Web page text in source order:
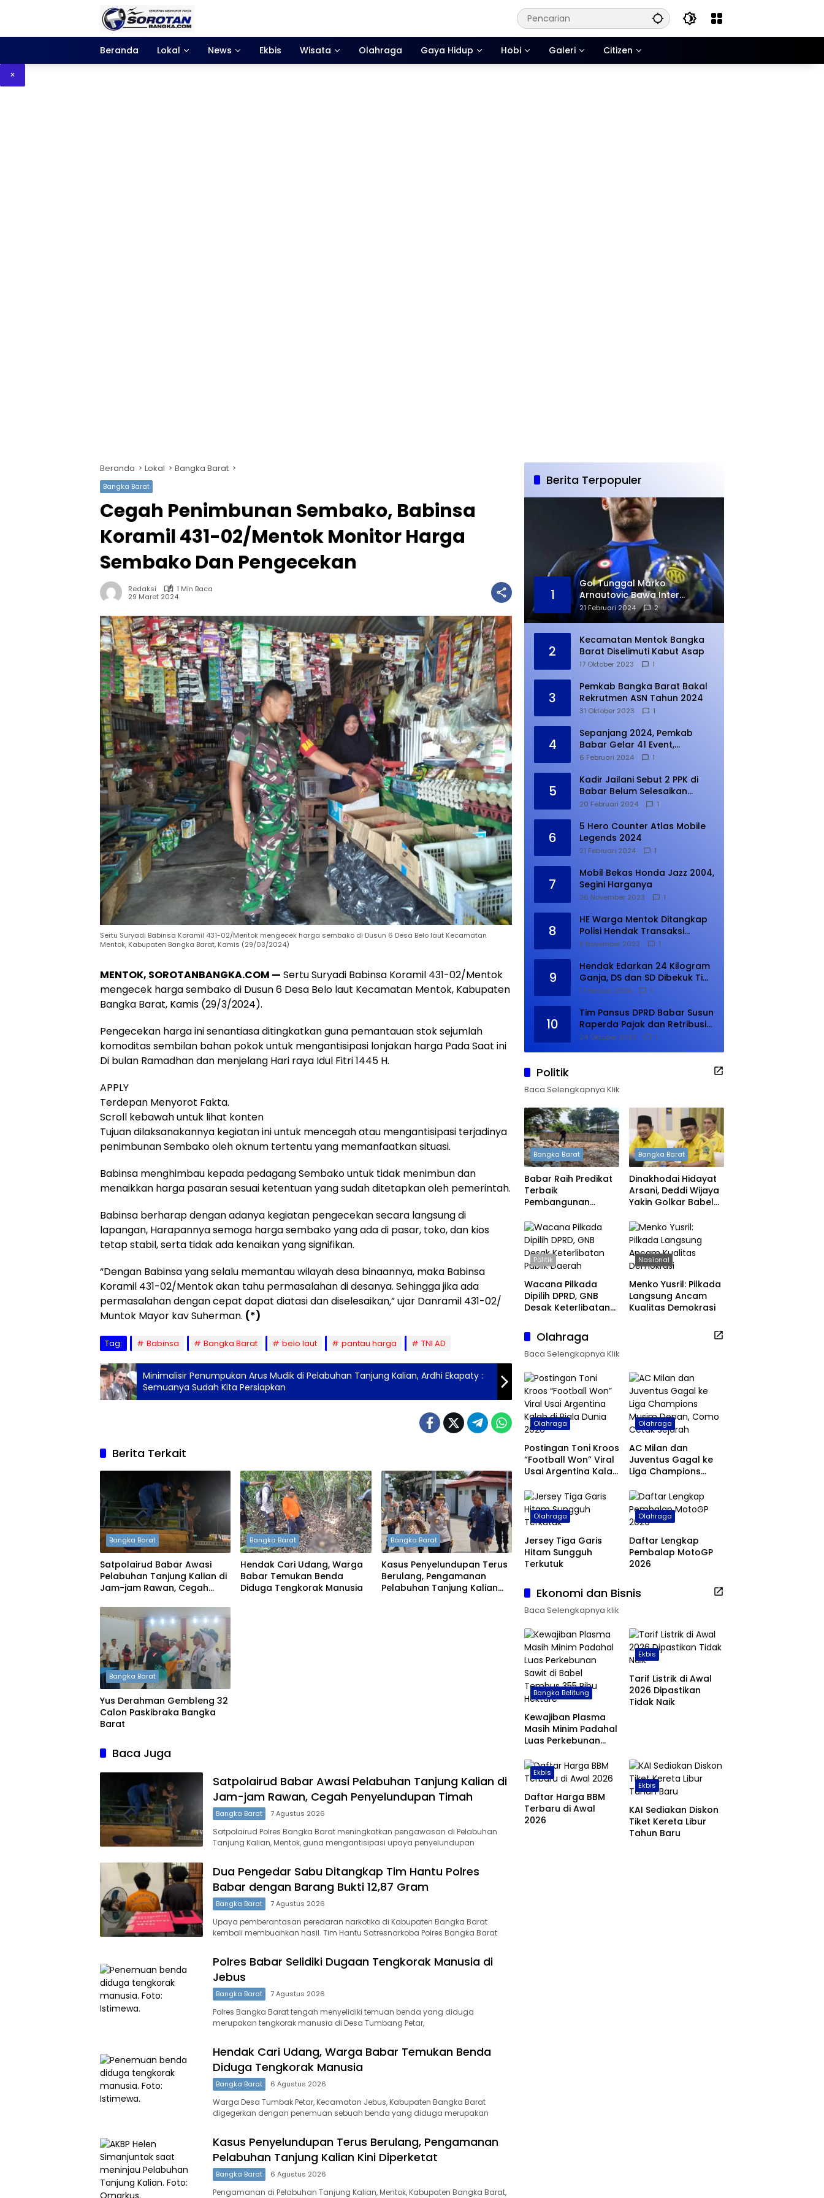
Beranda
Lokal News Ekbis Wisata Olahraga Gaya Hidup Hobi Galeri Citizen
×
Beranda Lokal Bangka Barat
Bangka Barat
Cegah Penimbunan Sembako, Babinsa
Koramil 431-02/Mentok Monitor Harga
Sembako Dan Pengecekan
Redaksi
1 Min Baca
29 Maret 2024
Sertu Suryadi Babinsa Koramil 431-02/Mentok mengecek harga sembako di Dusun 6 Desa Belo laut Kecamatan
Mentok, Kabupaten Bangka Barat, Kamis (29/03/2024)
MENTOK, SOROTANBANGKA.COM — Sertu Suryadi Babinsa Koramil 431-02/Mentok
mengecek harga sembako di Dusun 6 Desa Belo laut Kecamatan Mentok, Kabupaten
Bangka Barat, Kamis (29/3/2024).
Pengecekan harga ini senantiasa ditingkatkan guna pemantauan stok sejumlah
komoditas sembilan bahan pokok untuk mengantisipasi lonjakan harga Pada Saat ini
Di bulan Ramadhan dan menjelang Hari raya Idul Fitri 1445 H.
APPLY
Terdepan Menyorot Fakta.
Scroll kebawah untuk lihat konten
Tujuan dilaksanakannya kegiatan ini untuk mencegah atau mengantisipasi terjadinya
penimbunan Sembako oleh oknum tertentu yang memanfaatkan situasi.
Babinsa menghimbau kepada pedagang Sembako untuk tidak menimbun dan
menaikkan harga pasaran sesuai ketentuan yang sudah ditetapkan oleh pemerintah.
Babinsa berharap dengan adanya kegiatan pengecekan secara langsung di
lapangan, Harapannya semoga harga sembako yang ada di pasar, toko, dan kios
tetap stabil, serta tidak ada kenaikan yang signifikan.
“Dengan Babinsa yang selalu memantau wilayah desa binaannya, maka Babinsa
Koramil 431-02/Mentok akan tahu permasalahan di desanya. Sehingga jika ada
permasalahan dengan cepat dapat diatasi dan diselesaikan,” ujar Danramil 431-02/
Muntok Mayor kav Suherman. (*)
Tag: Babinsa Bangka Barat belo laut pantau harga TNI AD
Minimalisir Penumpukan Arus Mudik di Pelabuhan Tanjung Kalian, Ardhi Ekapaty :
Semuanya Sudah Kita Persiapkan
Berita Terkait
Bangka Barat
Satpolairud Babar Awasi
Pelabuhan Tanjung Kalian di
Jam-jam Rawan, Cegah
Bangka Barat
Hendak Cari Udang, Warga
Babar Temukan Benda
Diduga Tengkorak Manusia
Bangka Barat
Kasus Penyelundupan Terus
Berulang, Pengamanan
Pelabuhan Tanjung Kalian
Bangka Barat
Yus Derahman Gembleng 32
Calon Paskibraka Bangka
Barat
Baca Juga
Satpolairud Babar Awasi Pelabuhan Tanjung Kalian di
Jam-jam Rawan, Cegah Penyelundupan Timah
Bangka Barat 7 Agustus 2026
Satpolairud Polres Bangka Barat meningkatkan pengawasan di Pelabuhan
Tanjung Kalian, Mentok, guna mengantisipasi upaya penyelundupan
Dua Pengedar Sabu Ditangkap Tim Hantu Polres
Babar dengan Barang Bukti 12,87 Gram
Bangka Barat 7 Agustus 2026
Upaya pemberantasan peredaran narkotika di Kabupaten Bangka Barat
kembali membuahkan hasil. Tim Hantu Satresnarkoba Polres Bangka Barat
Polres Babar Selidiki Dugaan Tengkorak Manusia di
Jebus
Bangka Barat 7 Agustus 2026
Polres Bangka Barat tengah menyelidiki temuan benda yang diduga
merupakan tengkorak manusia di Desa Tumbang Petar,
Hendak Cari Udang, Warga Babar Temukan Benda
Diduga Tengkorak Manusia
Bangka Barat 6 Agustus 2026
Warga Desa Tumbak Petar, Kecamatan Jebus, Kabupaten Bangka Barat
digegerkan dengan penemuan sebuah benda yang diduga merupakan
Kasus Penyelundupan Terus Berulang, Pengamanan
Pelabuhan Tanjung Kalian Kini Diperketat
Bangka Barat 6 Agustus 2026
Pengamanan di Pelabuhan Tanjung Kalian, Mentok, Kabupaten Bangka Barat,
Berita Terpopuler
1
Gol Tunggal Marko
Arnautovic Bawa Inter
Ungguli Atletico Madrid
21 Februari 2024 2
2
Kecamatan Mentok Bangka
Barat Diselimuti Kabut Asap
17 Oktober 2023 1
3
Pemkab Bangka Barat Bakal
Rekrutmen ASN Tahun 2024
31 Oktober 2023 1
4
Sepanjang 2024, Pemkab
Babar Gelar 41 Event,
Meningkat dari Tahun Lalu
6 Februari 2024 1
5
Kadir Jailani Sebut 2 PPK di
Babar Belum Selesaikan
Rekapitulasi Penghitungan
20 Februari 2024 1
6
5 Hero Counter Atlas Mobile
Legends 2024
21 Februari 2024 1
7
Mobil Bekas Honda Jazz 2004,
Segini Harganya
26 November 2023 1
8
HE Warga Mentok Ditangkap
Polisi Hendak Transaksi
Narkoba di Kampung Tanjung
9 November 2023 1
9
Hendak Edarkan 24 Kilogram
Ganja, DS dan SD Dibekuk Tim
Gabungan
1 Februari 2024 1
10
Tim Pansus DPRD Babar Susun
Raperda Pajak dan Retribusi
Daerah, Harus Selesai Januari
24 Oktober 2023 1
Politik
Baca Selengkapnya Klik
Bangka Barat
Babar Raih Predikat
Terbaik
Pembangunan
Boleh Berpuas Diri
Bangka Barat
Dinakhodai Hidayat
Arsani, Deddi Wijaya
Yakin Golkar Babel
Politik
Wacana Pilkada
Dipilih DPRD, GNB
Desak Keterlibatan
Nasional
Menko Yusril: Pilkada
Langsung Ancam
Kualitas Demokrasi
Olahraga
Baca Selengkapnya Klik
Olahraga
Postingan Toni Kroos
“Football Won” Viral
Usai Argentina Kalah
Olahraga
AC Milan dan
Juventus Gagal ke
Liga Champions
Cetak Sejarah
Olahraga
Jersey Tiga Garis
Hitam Sungguh
Terkutuk
Olahraga
Daftar Lengkap
Pembalap MotoGP
2026
Ekonomi dan Bisnis
Baca Selengkapnya klik
Bangka Belitung
Kewajiban Plasma
Masih Minim Padahal
Luas Perkebunan
Tembus 355 Ribu
Hektare
Ekbis
Tarif Listrik di Awal
2026 Dipastikan
Tidak Naik
Ekbis
Daftar Harga BBM
Terbaru di Awal
2026
Ekbis
KAI Sediakan Diskon
Tiket Kereta Libur
Tahun Baru